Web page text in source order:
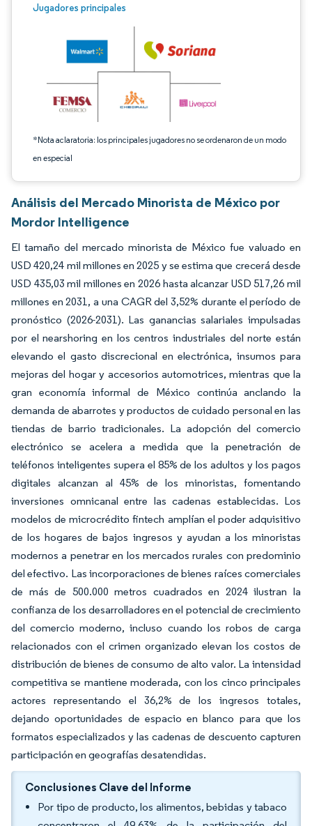
Jugadores principales
*Nota aclaratoria: los principales jugadores no se ordenaron de un modo
en especial
Imagen © Mordor Intelligence. El uso requiere atribución según CC BY 4.0.
Análisis del Mercado Minorista de México por
Mordor Intelligence
El tamaño del mercado minorista de México fue valuado en
USD 420,24 mil millones en 2025 y se estima que crecerá desde
USD 435,03 mil millones en 2026 hasta alcanzar USD 517,26 mil
millones en 2031, a una CAGR del 3,52% durante el período de
pronóstico (2026-2031). Las ganancias salariales impulsadas
por el nearshoring en los centros industriales del norte están
elevando el gasto discrecional en electrónica, insumos para
mejoras del hogar y accesorios automotrices, mientras que la
gran economía informal de México continúa anclando la
demanda de abarrotes y productos de cuidado personal en las
tiendas de barrio tradicionales. La adopción del comercio
electrónico se acelera a medida que la penetración de
teléfonos inteligentes supera el 85% de los adultos y los pagos
digitales alcanzan al 45% de los minoristas, fomentando
inversiones omnicanal entre las cadenas establecidas. Los
modelos de microcrédito fintech amplían el poder adquisitivo
de los hogares de bajos ingresos y ayudan a los minoristas
modernos a penetrar en los mercados rurales con predominio
del efectivo. Las incorporaciones de bienes raíces comerciales
de más de 500.000 metros cuadrados en 2024 ilustran la
confianza de los desarrolladores en el potencial de crecimiento
del comercio moderno, incluso cuando los robos de carga
relacionados con el crimen organizado elevan los costos de
distribución de bienes de consumo de alto valor. La intensidad
competitiva se mantiene moderada, con los cinco principales
actores representando el 36,2% de los ingresos totales,
dejando oportunidades de espacio en blanco para que los
formatos especializados y las cadenas de descuento capturen
participación en geografías desatendidas.
Conclusiones Clave del Informe
Por tipo de producto, los alimentos, bebidas y tabaco